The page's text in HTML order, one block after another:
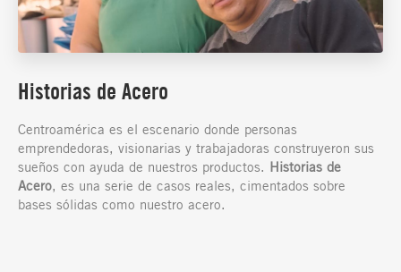
Historias de Acero
Centroamérica es el escenario donde personas
emprendedoras, visionarias y trabajadoras construyeron sus
sueños con ayuda de nuestros productos. Historias de
Acero, es una serie de casos reales, cimentados sobre
bases sólidas como nuestro acero.